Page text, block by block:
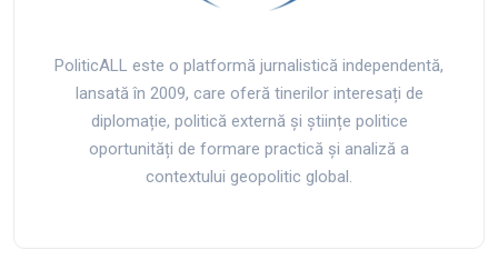
PoliticALL este o platformă jurnalistică independentă,
lansată în 2009, care oferă tinerilor interesați de
diplomație, politică externă și științe politice
oportunități de formare practică și analiză a
contextului geopolitic global.